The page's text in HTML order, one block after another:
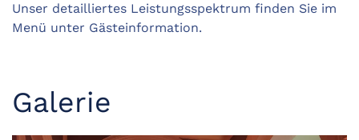
Unser detailliertes Leistungsspektrum finden Sie im
Menü unter Gästeinformation.
Galerie